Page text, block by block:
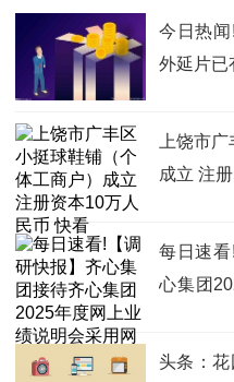
今日热
外延片已
上饶市
成立 注
每日速
心集团
络远程
头条：